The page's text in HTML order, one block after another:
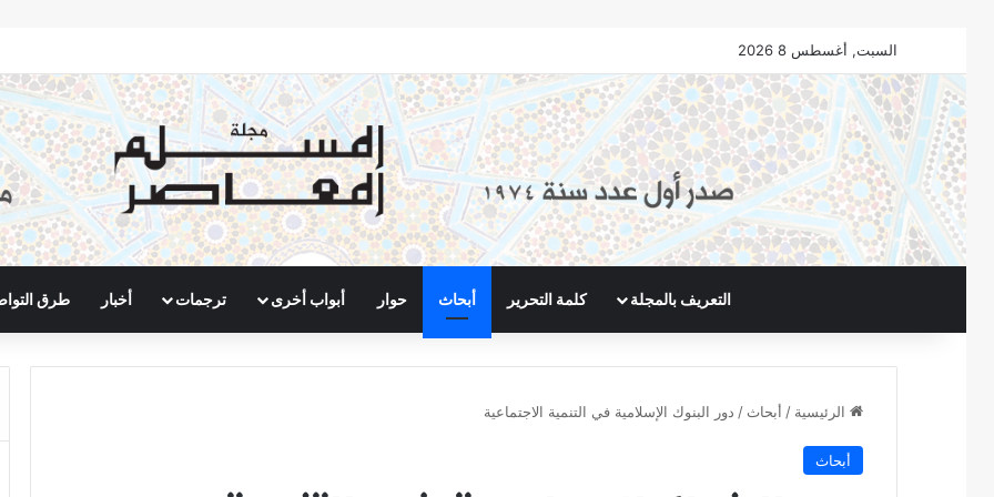
السبت, أغسطس 8 2026
التعريف بالمجلة كلمة التحرير أبحاث حوار أبواب أخرى ترجمات أخبار طرق
الرئيسية / أبحاث / دور البنوك الإسلامية في التنمية الاجتماعية
أبحاث